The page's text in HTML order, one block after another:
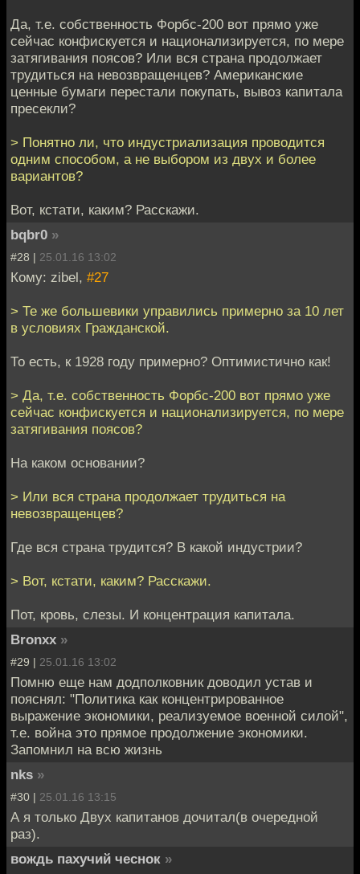
Да, т.е. собственность Форбс-200 вот прямо уже
сейчас конфискуется и национализируется, по мере
затягивания поясов? Или вся страна продолжает
трудиться на невозвращенцев? Американские
ценные бумаги перестали покупать, вывоз капитала
пресекли?
> Понятно ли, что индустриализация проводится
одним способом, а не выбором из двух и более
вариантов?
Вот, кстати, каким? Расскажи.
bqbr0 »
#28 | 25.01.16 13:02
Кому: zibel, #27
> Те же большевики управились примерно за 10 лет
в условиях Гражданской.
То есть, к 1928 году примерно? Оптимистично как!
> Да, т.е. собственность Форбс-200 вот прямо уже
сейчас конфискуется и национализируется, по мере
затягивания поясов?
На каком основании?
> Или вся страна продолжает трудиться на
невозвращенцев?
Где вся страна трудится? В какой индустрии?
> Вот, кстати, каким? Расскажи.
Пот, кровь, слезы. И концентрация капитала.
Bronxx »
#29 | 25.01.16 13:02
Помню еще нам додполковник доводил устав и
пояснял: "Политика как концентрированное
выражение экономики, реализуемое военной силой",
т.е. война это прямое продолжение экономики.
Запомнил на всю жизнь
nks »
#30 | 25.01.16 13:15
А я только Двух капитанов дочитал(в очередной
раз).
вождь пахучий чеснок »